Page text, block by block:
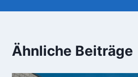
Ähnliche Beiträge